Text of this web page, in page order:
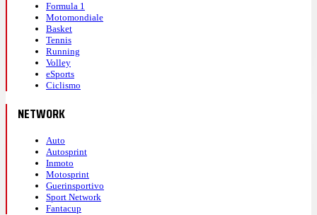
Formula 1
Motomondiale
Basket
Tennis
Running
Volley
eSports
Ciclismo
NETWORK
Auto
Autosprint
Inmoto
Motosprint
Guerinsportivo
Sport Network
Fantacup